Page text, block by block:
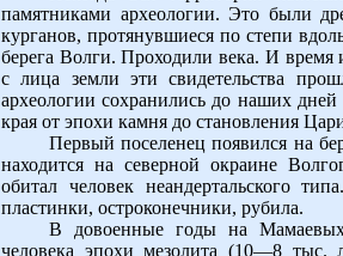
памятниками археологии. Это были
курганов, протянувшиеся по степи
берега Волги. Проходили века. И время
с лица земли эти свидетельства
археологии сохранились до наших дней
края от эпохи камня до становления
Первый поселенец появился на
находится на северной окраине
обитал человек неандертальского
пластинки, остроконечники, рубила.
В довоенные годы на Мамаевых
человека эпохи мезолита (10—8